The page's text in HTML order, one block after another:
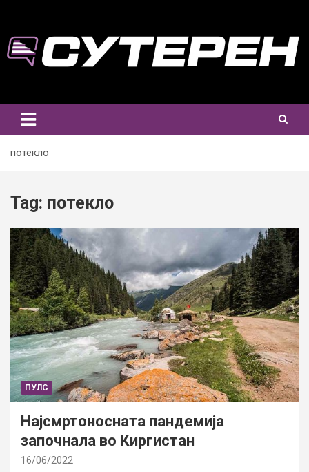
content
потекло
Tag: потекло
ПУЛС
Најсмртоносната пандемија
започнала во Киргистан
16/06/2022